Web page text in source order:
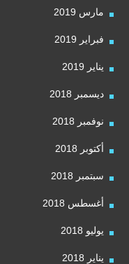
مارس 2019
فبراير 2019
يناير 2019
ديسمبر 2018
نوفمبر 2018
أكتوبر 2018
سبتمبر 2018
أغسطس 2018
يوليو 2018
يناير 2018